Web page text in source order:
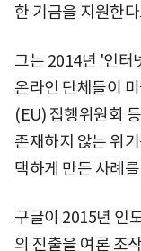
한 기금을 지원한
그는 2014년 '인
온라인 단체들이
(EU) 집행위원회
존재하지 않는 위
택하게 만든 사례
구글이 2015년 인
의 진출을 여론 조